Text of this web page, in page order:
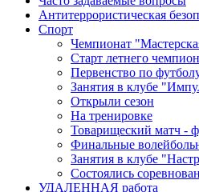
Антитеррористическая
Спорт
Чемпионат
Старт летнего
Первенство по
Занятия в клубе
Открыли сезон
На тренировке
Товарищеский матч -
Финальные
Занятия в клубе
Состоялись
УДАЛЕННАЯ работа